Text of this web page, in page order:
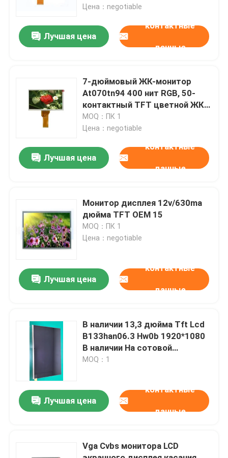
Домой
Видеозаписи
Экскурсия по заводу
Контроль качества
Свяжитесь с нами
Новости
Неразъемные компьютеры
Цена：negotiable
Лучшая цена
контактные
данные
7-дюймовый ЖК-монитор
At070tn94 400 нит RGB, 50-
контактный TFT цветной ЖК-
дисплей
MOQ：ПК 1
Цена：negotiable
Лучшая цена
контактные
данные
Монитор дисплея 12v/630ma
дюйма TFT OEM 15
MOQ：ПК 1
Цена：negotiable
Лучшая цена
контактные
данные
В наличии 13,3 дюйма Tft Lcd
B133han06.3 Hw0b 1920*1080
В наличии На сотовой
сенсорной, I2C/Usb
MOQ：1
Лучшая цена
контактные
данные
Vga Cvbs монитора LCD